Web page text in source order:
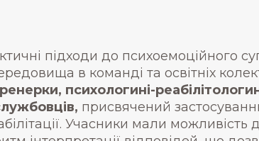
підходи до психоемоційного
в команді та освітніх
психологині-
присвячений
Учасники мали